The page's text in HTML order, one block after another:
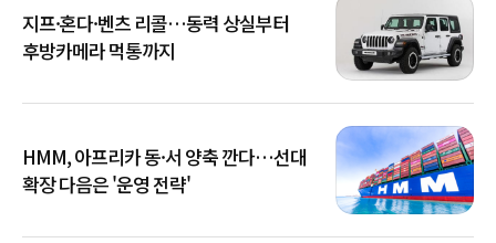
지프·혼다·벤츠 리콜…동력 상실부터
후방카메라 먹통까지
HMM, 아프리카 동·서 양축 깐다…선대
확장 다음은 '운영 전략'